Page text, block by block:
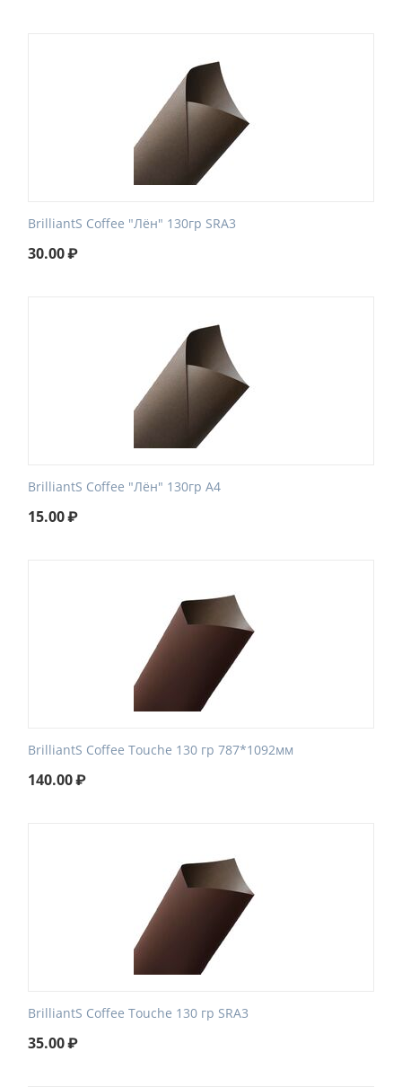
BrilliantS Coffee "Лён" 130гр SRA3
30.00₽
BrilliantS Coffee "Лён" 130гр А4
15.00₽
BrilliantS Coffee Touche 130 гр 787*1092мм
140.00₽
BrilliantS Coffee Touche 130 гр SRA3
35.00₽